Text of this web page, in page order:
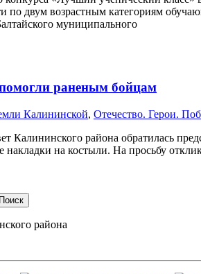
по двум возрастным категориям
муниципального
раненым бойцам
Калининской, Отечество. Герои.
Калининского района обратилась
накладки на костыли. На просьбу